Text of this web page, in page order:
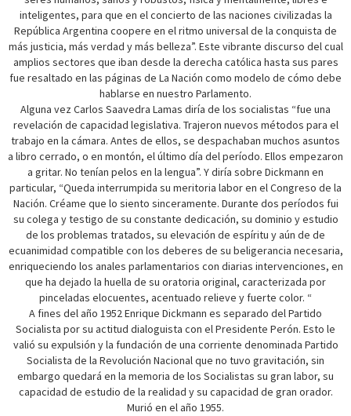
inteligentes, para que en el concierto de las naciones civilizadas la
República Argentina coopere en el ritmo universal de la conquista de
más justicia, más verdad y más belleza”. Este vibrante discurso del cual
amplios sectores que iban desde la derecha católica hasta sus pares
fue resaltado en las páginas de La Nación como modelo de cómo debe
hablarse en nuestro Parlamento.
Alguna vez Carlos Saavedra Lamas diría de los socialistas “fue una
revelación de capacidad legislativa. Trajeron nuevos métodos para el
trabajo en la cámara. Antes de ellos, se despachaban muchos asuntos
a libro cerrado, o en montón, el último día del período. Ellos empezaron
a gritar. No tenían pelos en la lengua”. Y diría sobre Dickmann en
particular, “Queda interrumpida su meritoria labor en el Congreso de la
Nación. Créame que lo siento sinceramente. Durante dos períodos fui
su colega y testigo de su constante dedicación, su dominio y estudio
de los problemas tratados, su elevación de espíritu y aún de de
ecuanimidad compatible con los deberes de su beligerancia necesaria,
enriqueciendo los anales parlamentarios con diarias intervenciones, en
que ha dejado la huella de su oratoria original, caracterizada por
pinceladas elocuentes, acentuado relieve y fuerte color. “
A fines del año 1952 Enrique Dickmann es separado del Partido
Socialista por su actitud dialoguista con el Presidente Perón. Esto le
valió su expulsión y la fundación de una corriente denominada Partido
Socialista de la Revolución Nacional que no tuvo gravitación, sin
embargo quedará en la memoria de los Socialistas su gran labor, su
capacidad de estudio de la realidad y su capacidad de gran orador.
Murió en el año 1955.